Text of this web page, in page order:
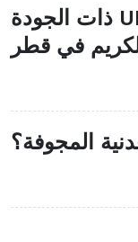
توفير XZIC لأبواب الحريق UL ذات الجودة
الكريم في قطر
المجوفة؟